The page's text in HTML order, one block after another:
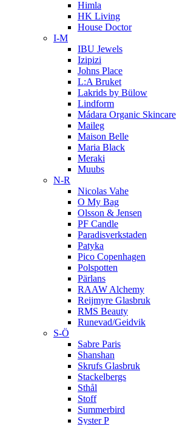
Himla
HK Living
House Doctor
I-M
IBU Jewels
Izipizi
Johns Place
L:A Bruket
Lakrids by Bülow
Lindform
Mádara Organic Skincare
Maileg
Maison Belle
Maria Black
Meraki
Muubs
N-R
Nicolas Vahe
O My Bag
Olsson & Jensen
PF Candle
Paradisverkstaden
Patyka
Pico Copenhagen
Polspotten
Pärlans
RAAW Alchemy
Reijmyre Glasbruk
RMS Beauty
Runevad/Geidvik
S-Ö
Sabre Paris
Shanshan
Skrufs Glasbruk
Stackelbergs
Sthål
Stoff
Summerbird
Syster P